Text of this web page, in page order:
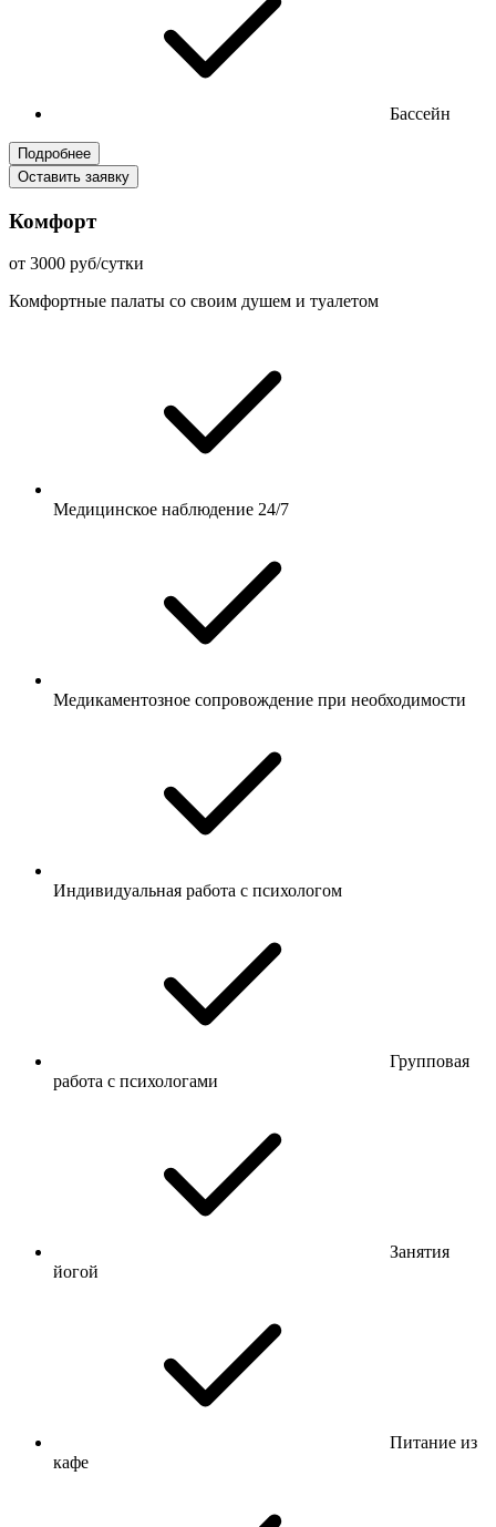
Бассейн
Подробнее
Оставить заявку
Комфорт
от 3000 руб/сутки
Комфортные палаты со своим душем и туалетом
Медицинское наблюдение 24/7
Медикаментозное сопровождение при необходимости
Индивидуальная работа с психологом
Групповая
работа с психологами
Занятия
йогой
Питание из
кафе